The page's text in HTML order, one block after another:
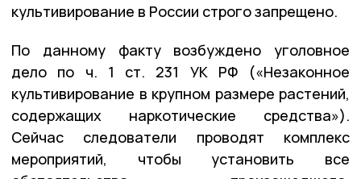
культивирование в России строго запрещено.
По данному факту возбуждено уголовное
дело по ч. 1 ст. 231 УК РФ («Незаконное
культивирование в крупном размере растений,
содержащих наркотические средства»).
Сейчас следователи проводят комплекс
мероприятий, чтобы установить все